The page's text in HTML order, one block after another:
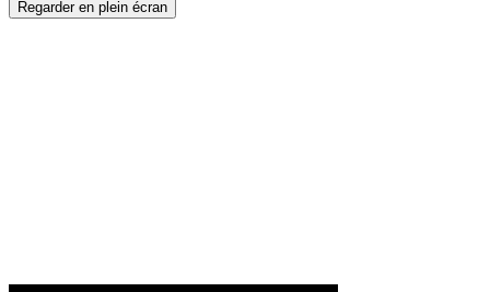
Regarder en plein écran